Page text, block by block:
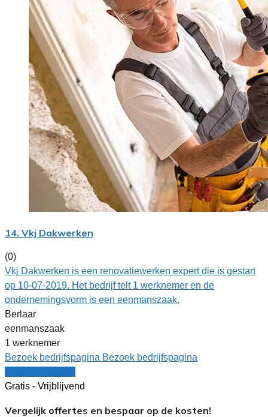
14. Vkj Dakwerken
(0)
Vkj Dakwerken is een renovatiewerken expert die is gestart
op 10-07-2019. Het bedrijf telt 1 werknemer en de
ondernemingsvorm is een eenmanszaak.
Berlaar
eenmanszaak
1 werknemer
Bezoek bedrijfspagina Bezoek bedrijfspagina
Gratis - Vrijblijvend
Vergelijk offertes en bespaar op de kosten!